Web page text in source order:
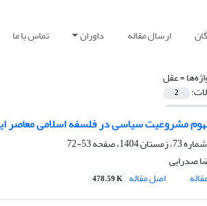
ارسال مقاله داوران تماس با ما
=عقل
2
مشروعیت سیاسی در فلسفه اسلامی معاصر
53-72
صدرایی
اصل مقاله 478.59 K